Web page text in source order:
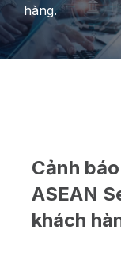
hàng.
Cảnh
ASEAN
khách